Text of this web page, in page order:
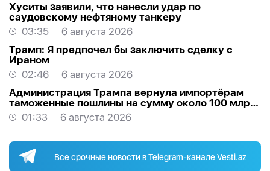
Хуситы заявили, что нанесли удар по
саудовскому нефтяному танкеру
03:35
6 августа 2026
Трамп: Я предпочел бы заключить сделку с
Ираном
02:46
6 августа 2026
Администрация Трампа вернула импортёрам
таможенные пошлины на сумму около 100 млрд
долларов
01:33 6 августа 2026
Все срочные новости в Telegram-канале Vesti.az